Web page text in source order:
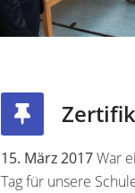
15. März 2017War
Tag für unsere